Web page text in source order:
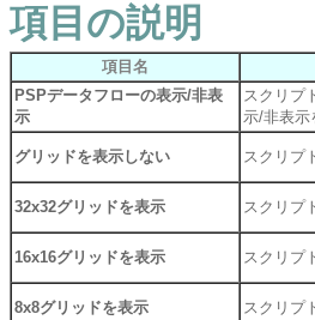
項目の説明
項目名
PSPデータフローの表示/非表
示
スクリプ
示/非表示
グリッドを表示しない スクリプ
32x32グリッドを表示 スクリプ
16x16グリッドを表示 スクリプ
8x8グリッドを表示 スクリプ